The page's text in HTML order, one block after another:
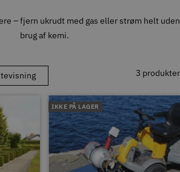
– fjern ukrudt med gas eller strøm helt uden
brug af kemi.
3 produkter
IKKE PÅ LAGER